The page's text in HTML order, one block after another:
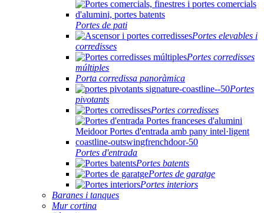
Portes de pati
Portes elevables i
corredisses
Portes corredisses
múltiples
Porta corredissa panoràmica
Portes
pivotants
Portes corredisses
Portes d'entrada
Portes batents
Portes de garatge
Portes interiors
Baranes i tanques
Mur cortina